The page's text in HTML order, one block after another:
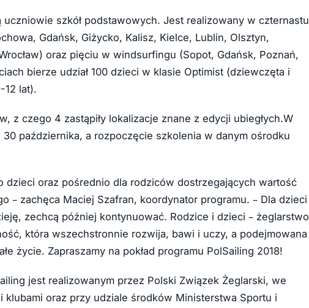
szkół podstawowych. Jest realizowany w czternastu
Gdańsk, Giżycko, Kalisz, Kielce, Lublin, Olsztyn,
oraz pięciu w windsurfingu (Sopot, Gdańsk, Poznań,
bierze udział 100 dzieci w klasie Optimist (dziewczęta i
12 lat).
z czego 4 zastąpiły lokalizacje znane z edycji ubiegłych.W
października, a rozpoczęcie szkolenia w danym ośrodku
dzieci oraz pośrednio dla rodziców dostrzegających wartość
– zachęca Maciej Szafran, koordynator programu. – Dla dzieci
zechcą później kontynuować. Rodzice i dzieci – żeglarstwo
która wszechstronnie rozwija, bawi i uczy, a podejmowana
życie. Zapraszamy na pokład programu PolSailing 2018!
jest realizowanym przez Polski Związek Żeglarski, we
oraz przy udziale środków Ministerstwa Sportu i